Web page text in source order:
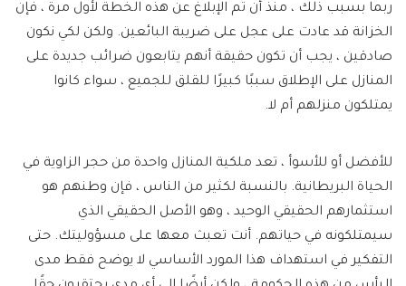
ربما بسبب ذلك ، منذ أن تم الإبلاغ عن هذه الخطة لأول مرة ، فإن
الخزانة قد عادت على عجل على ضريبة البائعين. ولكن لكي نكون
صادقين ، يجب أن تكون حقيقة أنهم يتابعون ضرائب جديدة على
المنازل على الإطلاق سببًا كبيرًا للقلق للجميع ، سواء كانوا
يمتلكون منزلهم أم لا.
للأفضل أو للأسوأ ، تعد ملكية المنازل واحدة من حجر الزاوية في
الحياة البريطانية. بالنسبة لكثير من الناس ، فإن وطنهم هو
استثمارهم الحقيقي الوحيد ، وهو الأصل الحقيقي الذي
سيمتلكونه في حياتهم. أنت تعبث معها على مسؤوليتك. حتى
التفكير في استهداف هذا المورد الأساسي لا يوضح فقط مدى